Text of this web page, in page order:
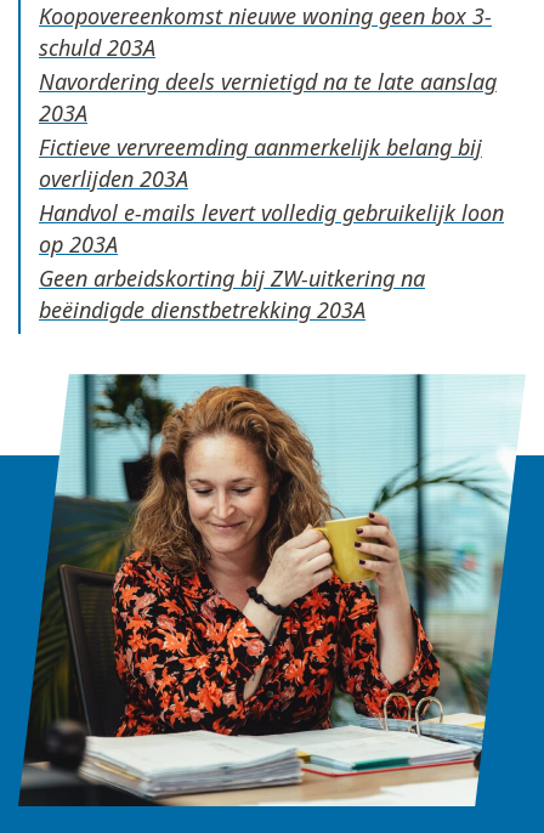
Koopovereenkomst nieuwe woning geen box 3-
schuld
Navordering deels vernietigd na te late aanslag
Fictieve vervreemding aanmerkelijk belang bij
overlijden
Handvol e-mails levert volledig gebruikelijk loon
op
Geen arbeidskorting bij ZW-uitkering na
beëindigde dienstbetrekking